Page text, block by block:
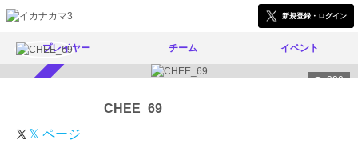
新規登録・ログイン
プレイヤー チーム イベント
220
CHEE_69
𝕏 ページ